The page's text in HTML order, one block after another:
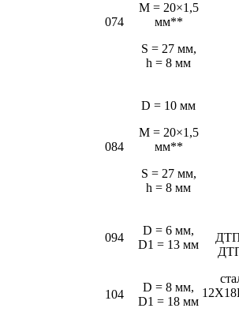
074
M = 20×1,5
мм**
S = 27 мм,
h = 8 мм
084
D = 10 мм
M = 20×1,5
мм**
S = 27 мм,
h = 8 мм
094
D = 6 мм,
D1 = 13 мм
104
D = 8 мм,
D1 = 18 мм